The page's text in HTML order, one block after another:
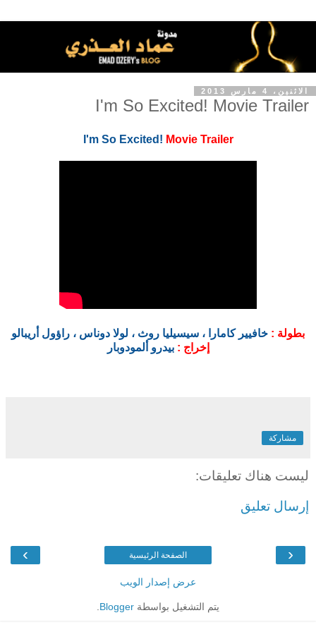
الاثنين، 4 مارس 2013
I'm So Excited! Movie Trailer
I'm So Excited! Movie Trailer
بطولة : خافيير كامارا ، سيسيليا روث ، لولا دوناس ، راؤول أريبالو
إخراج : بيدرو ألمودوبار
مشاركة
ليست هناك تعليقات:
إرسال تعليق
‹
› الصفحة الرئيسية
عرض إصدار الويب
يتم التشغيل بواسطة Blogger